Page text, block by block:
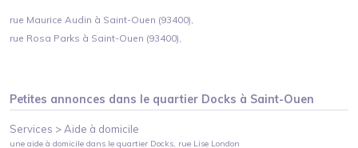
rue Maurice Audin à Saint-Ouen (93400),
rue Rosa Parks à Saint-Ouen (93400),
Petites annonces dans le quartier Docks à Saint-Ouen
Services >Aide à domicile
une aide à domicile dans le quartier Docks, rue Lise London